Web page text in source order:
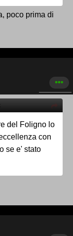
poco prima di
del Foligno lo
con
se e' stato